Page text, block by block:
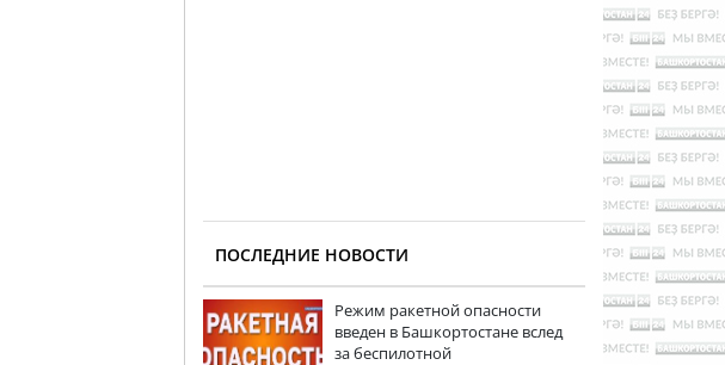
ПОСЛЕДНИЕ НОВОСТИ
Режим ракетной опасности
введен в Башкортостане вслед
за беспилотной